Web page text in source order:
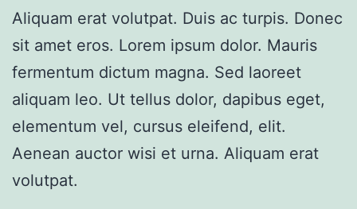
Aliquam erat volutpat. Duis ac turpis. Donec
sit amet eros. Lorem ipsum dolor. Mauris
fermentum dictum magna. Sed laoreet
aliquam leo. Ut tellus dolor, dapibus eget,
elementum vel, cursus eleifend, elit.
Aenean auctor wisi et urna. Aliquam erat
volutpat.